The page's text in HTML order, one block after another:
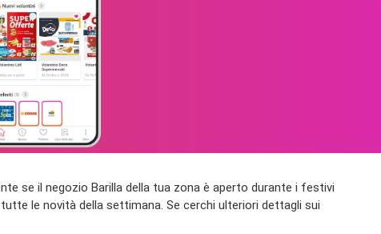
se il negozio Barilla della tua zona è aperto durante i festivi
le novità della settimana. Se cerchi ulteriori dettagli sui